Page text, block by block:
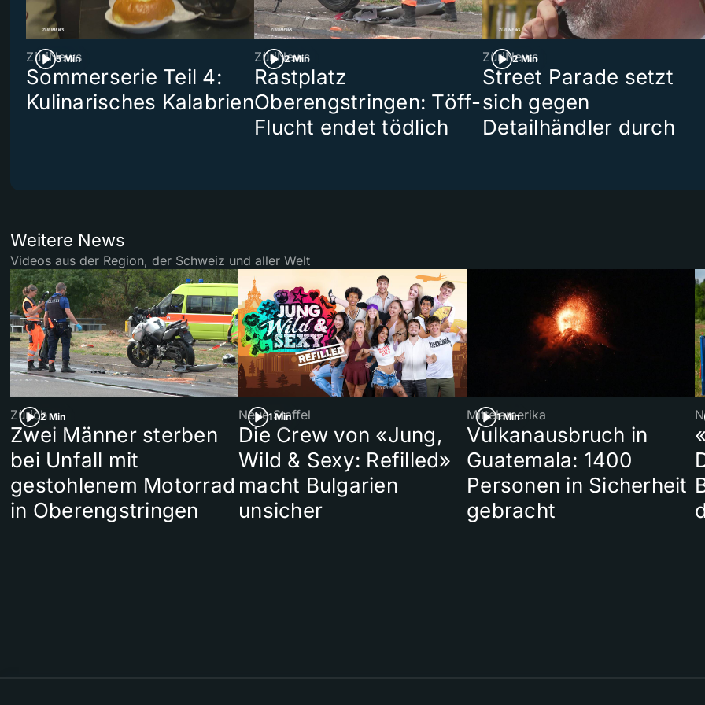
5 Min
ZüriNews
Sommerserie Teil 4:
Kulinarisches Kalabrien
2 Min
ZüriNews
Rastplatz
Oberengstringen: Töff-
Flucht endet tödlich
2 Min
ZüriNews
Street Parade setzt
sich gegen
Detailhändler durch
Weitere News
Videos aus der Region, der Schweiz und aller Welt
2 Min
Zürich
Zwei Männer sterben
bei Unfall mit
gestohlenem Motorrad
in Oberengstringen
1 Min
Neue Staffel
Die Crew von «Jung,
Wild & Sexy: Refilled»
macht Bulgarien
unsicher
1 Min
Mittelamerika
Vulkanausbruch in
Guatemala: 1400
Personen in Sicherheit
gebracht